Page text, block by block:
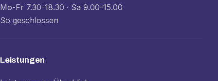
Mo-Fr 7.30-18.30 · Sa 9.00-15.00
So geschlossen
Leistungen